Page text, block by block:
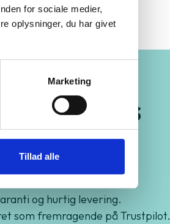
for sociale medier,
oplysninger, du har givet
Marketing
Tillad alle
Varenummer
trygt hos
og hurtig levering.
som fremragende på Trustpilot.